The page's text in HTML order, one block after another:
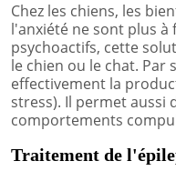
Chez les chiens, les
l'anxiété ne sont plus
psychoactifs, cette
le chien ou le chat. Par
effectivement la
stress). Il permet aussi
comportements
Traitement de